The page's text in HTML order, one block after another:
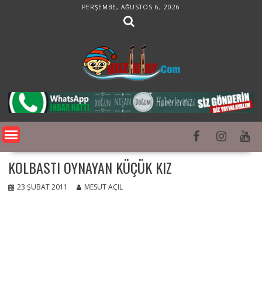
PERŞEMBE, AĞUSTOS 6, 2026
KOLBASTI OYNAYAN KÜÇÜK KIZ
23 ŞUBAT 2011 MESUT AÇIL